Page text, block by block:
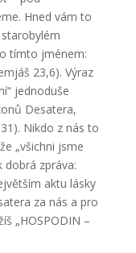
Hned vám to
tímto jménem:
23,6). Výraz
jednoduše
Desatera,
Nikdo z nás to
„všichni jsme
dobrá zpráva:
aktu lásky
za nás a pro
„HOSPODIN –